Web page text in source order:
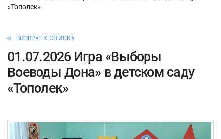
«Тополек»
ВОЗВРАТ К СПИСКУ
01.07.2026 Игра «Выборы
Воеводы Дона» в детском саду
«Тополек»